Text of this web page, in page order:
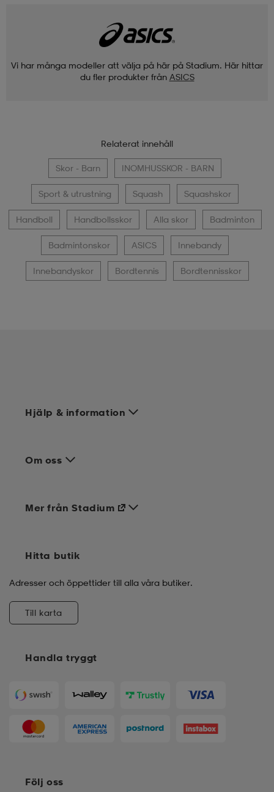
Vi har många modeller att välja på här på Stadium. Här hittar
du fler produkter från ASICS
Relaterat innehåll
Skor - Barn INOMHUSSKOR - BARN
Sport & utrustning Squash Squashskor
Handboll Handbollsskor Alla skor Badminton
Badmintonskor ASICS Innebandy
Innebandyskor Bordtennis Bordtennisskor
Hjälp & information
Om oss
Handla tryggt
Mer från Stadium
Hitta butik
Adresser och öppettider till alla våra butiker.
Till karta
Följ oss